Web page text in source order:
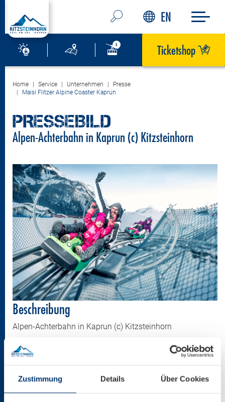
Zustimmung Details Über Cookies
Ticketshop
EN
Home Service Unternehmen
Presse
Maisi Flitzer Alpine Coaster Kaprun
PRESSEBILD
Alpen-Achterbahn in Kaprun (c) Kitzsteinhorn
Beschreibung
Alpen-Achterbahn in Kaprun (c) Kitzsteinhorn
Größe
3000 * 1999 px